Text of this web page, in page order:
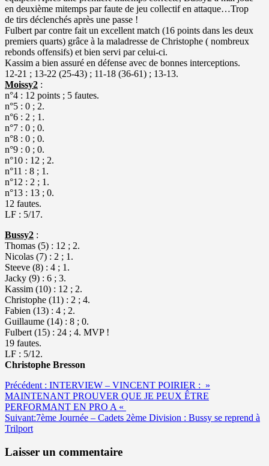
en deuxième mitemps par faute de jeu collectif en attaque…Trop
de tirs déclenchés après une passe !
Fulbert par contre fait un excellent match (16 points dans les deux
premiers quarts) grâce à la maladresse de Christophe ( nombreux
rebonds offensifs) et bien servi par celui-ci.
Kassim a bien assuré en défense avec de bonnes interceptions.
12-21 ; 13-22 (25-43) ; 11-18 (36-61) ; 13-13.
Moissy2 :
n°4 : 12 points ; 5 fautes.
n°5 : 0 ; 2.
n°6 : 2 ; 1.
n°7 : 0 ; 0.
n°8 : 0 ; 0.
n°9 : 0 ; 0.
n°10 : 12 ; 2.
n°11 : 8 ; 1.
n°12 : 2 ; 1.
n°13 : 13 ; 0.
12 fautes.
LF : 5/17.
Bussy2 :
Thomas (5) : 12 ; 2.
Nicolas (7) : 2 ; 1.
Steeve (8) : 4 ; 1.
Jacky (9) : 6 ; 3.
Kassim (10) : 12 ; 2.
Christophe (11) : 2 ; 4.
Fabien (13) : 4 ; 2.
Guillaume (14) : 8 ; 0.
Fulbert (15) : 24 ; 4. MVP !
19 fautes.
LF : 5/12.
Christophe Bresson
Navigation
d’article
Précédent : INTERVIEW – VINCENT POIRIER : »
MAINTENANT PROUVER QUE JE PEUX ÊTRE
PERFORMANT EN PRO A «
Suivant:7ème Journée – Cadets 2ème Division : Bussy se reprend à
Trilport
Laisser un commentaire